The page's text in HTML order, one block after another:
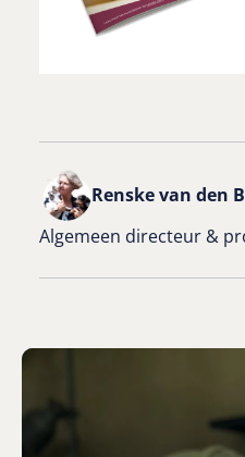
Renske van den
Algemeen directeur &